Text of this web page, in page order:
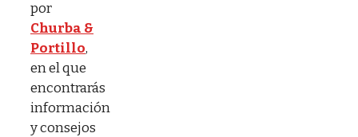
por
Churba &
Portillo,
en el que
encontrarás
información
y consejos